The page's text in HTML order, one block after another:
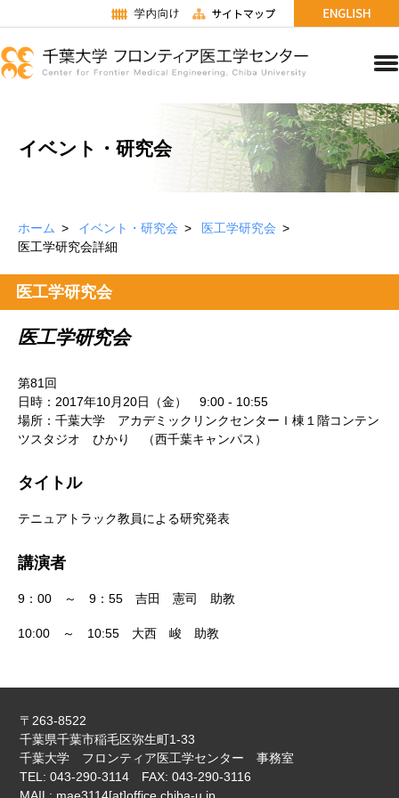
イベント・研究会
ホーム イベント・研究会
医工学研究会
医工学研究会詳細
医工学研究会
医工学研究会
第81回
日時：2017年10月20日（金） 9:00 - 10:55
場所：千葉大学 アカデミックリンクセンターＩ棟１階コンテン
ツスタジオ ひかり （西千葉キャンパス）
タイトル
テニュアトラック教員による研究発表
講演者
9：00 ～ 9：55 吉田 憲司 助教
10:00 ～ 10:55 大西 峻 助教
〒263-8522
千葉県千葉市稲毛区弥生町1-33
千葉大学 フロンティア医工学センター 事務室
TEL: 043-290-3114 FAX: 043-290-3116